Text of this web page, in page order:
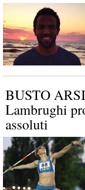
BUSTO
Lambrughi
assoluti